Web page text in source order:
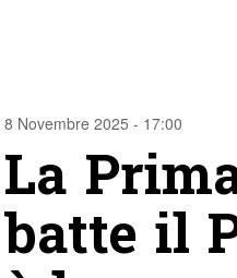
8 Novembre 2025 - 17:00
La
batte il